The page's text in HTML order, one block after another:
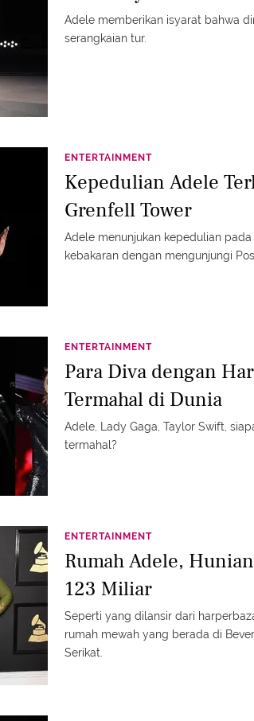
Adele memberikan isyarat bahwa
serangkaian tur.
ENTERTAINMENT
Kepedulian Adele
Grenfell Tower
Adele menunjukan kepedulian
kebakaran dengan mengunjungi
ENTERTAINMENT
Para Diva dengan
Termahal di Dunia
Adele, Lady Gaga, Taylor Swift,
termahal?
ENTERTAINMENT
Rumah Adele,
123 Miliar
Seperti yang dilansir dari
rumah mewah yang berada di
Serikat.